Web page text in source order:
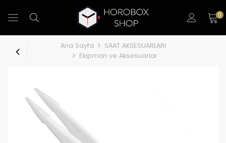
0
Ana Sayfa
SAAT AKSESUARLARI
Ekipman ve Aksesuarlar